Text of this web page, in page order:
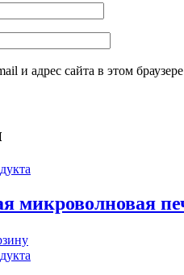
и адрес сайта в этом
микроволновая